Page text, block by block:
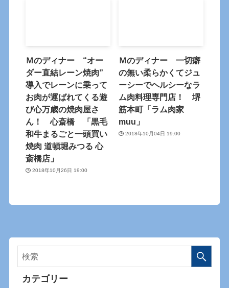
Ｍのディナー “オー
ダー直結レーン焼肉”
導入でレーンに乗って
お肉が運ばれてくる遊
び心万歳の焼肉屋さ
ん！ 心斎橋 「黒毛
和牛まるごと一頭買い
焼肉 道頓堀みつる 心
斎橋店」
2018年10月26日 19:00
Ｍのディナー 一切癖
の無い柔らかくてジュ
ーシーでヘルシーなラ
ム肉料理専門店！ 堺
筋本町「ラム肉家
muu」
2018年10月04日 19:00
カテゴリー